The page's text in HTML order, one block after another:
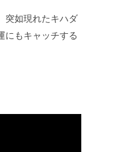
突如現れたキハダ
にもキャッチする